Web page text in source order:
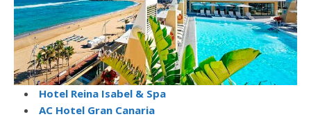
Hotel Reina Isabel & Spa
AC Hotel Gran Canaria